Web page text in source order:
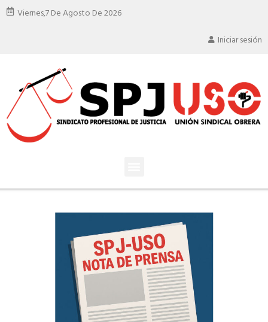
Viernes,7 De Agosto De 2026
Iniciar sesión